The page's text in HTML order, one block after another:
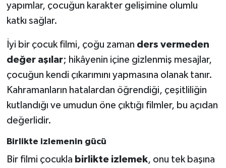
yapımlar, çocuğun karakter gelişimine olumlu
katkı sağlar.
İyi bir çocuk filmi, çoğu zaman ders vermeden
değer aşılar; hikâyenin içine gizlenmiş mesajlar,
çocuğun kendi çıkarımını yapmasına olanak tanır.
Kahramanların hatalardan öğrendiği, çeşitliliğin
kutlandığı ve umudun öne çıktığı filmler, bu açıdan
değerlidir.
Birlikte izlemenin gücü
Bir filmi çocukla birlikte izlemek, onu tek başına